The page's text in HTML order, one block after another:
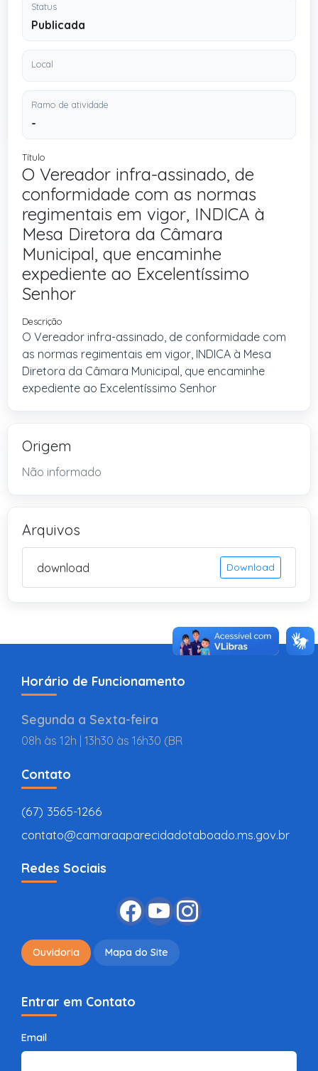
Status
Publicada
Local
Ramo de atividade
-
Título
O Vereador infra-assinado, de
conformidade com as normas
regimentais em vigor, INDICA à
Mesa Diretora da Câmara
Municipal, que encaminhe
expediente ao Excelentíssimo
Senhor
Descrição
O Vereador infra-assinado, de conformidade com
as normas regimentais em vigor, INDICA à Mesa
Diretora da Câmara Municipal, que encaminhe
expediente ao Excelentíssimo Senhor
Origem
Não informado
Arquivos
download Download
Horário de Funcionamento
Segunda a Sexta-feira
08h às 12h | 13h30 às 16h30 (BR
Contato
(67) 3565-1266
contato@camaraaparecidadotaboado.ms.gov.br
Redes Sociais
Ouvidoria Mapa do Site
Entrar em Contato
Email